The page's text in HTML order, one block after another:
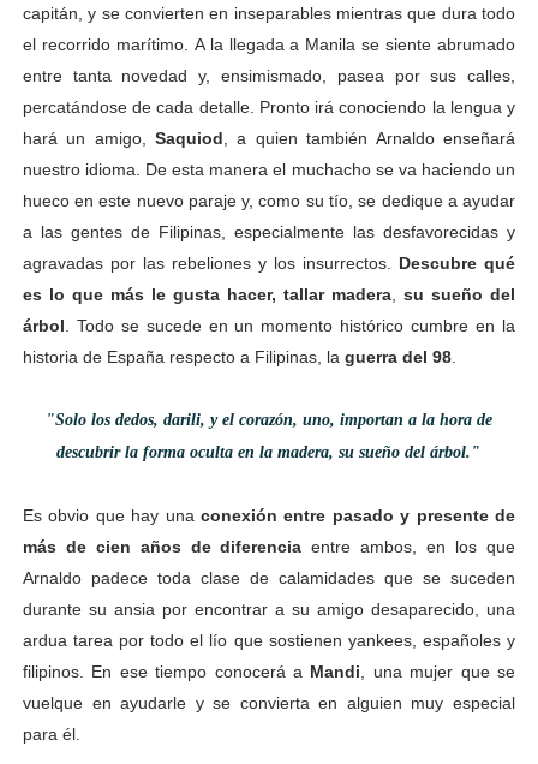
capitán, y se convierten en inseparables mientras que dura todo
el recorrido marítimo. A la llegada a Manila se siente abrumado
entre tanta novedad y, ensimismado, pasea por sus calles,
percatándose de cada detalle. Pronto irá conociendo la lengua y
hará un amigo,Saquiod , a quien también Arnaldo enseñará
nuestro idioma. De esta manera el muchacho se va haciendo un
hueco en este nuevo paraje y, como su tío, se dedique a ayudar
a las gentes de Filipinas, especialmente las desfavorecidas y
agravadas por las rebeliones y los insurrectos. Descubre qué
es lo que más le gusta hacer, tallar madera ,su sueño del
árbol . Todo se sucede en un momento histórico cumbre en la
historia de España respecto a Filipinas, la guerra del 98.
"Solo los dedos, darili, y el corazón, uno, importan a la hora de
descubrir la forma oculta en la madera, su sueño del árbol."
Es obvio que hay una conexión entre pasado y presente de
más de cien años de diferencia entre ambos, en los que
Arnaldo padece toda clase de calamidades que se suceden
durante su ansia por encontrar a su amigo desaparecido, una
ardua tarea por todo el lío que sostienen yankees, españoles y
filipinos. En ese tiempo conocerá a Mandi , una mujer que se
vuelque en ayudarle y se convierta en alguien muy especial
para él.